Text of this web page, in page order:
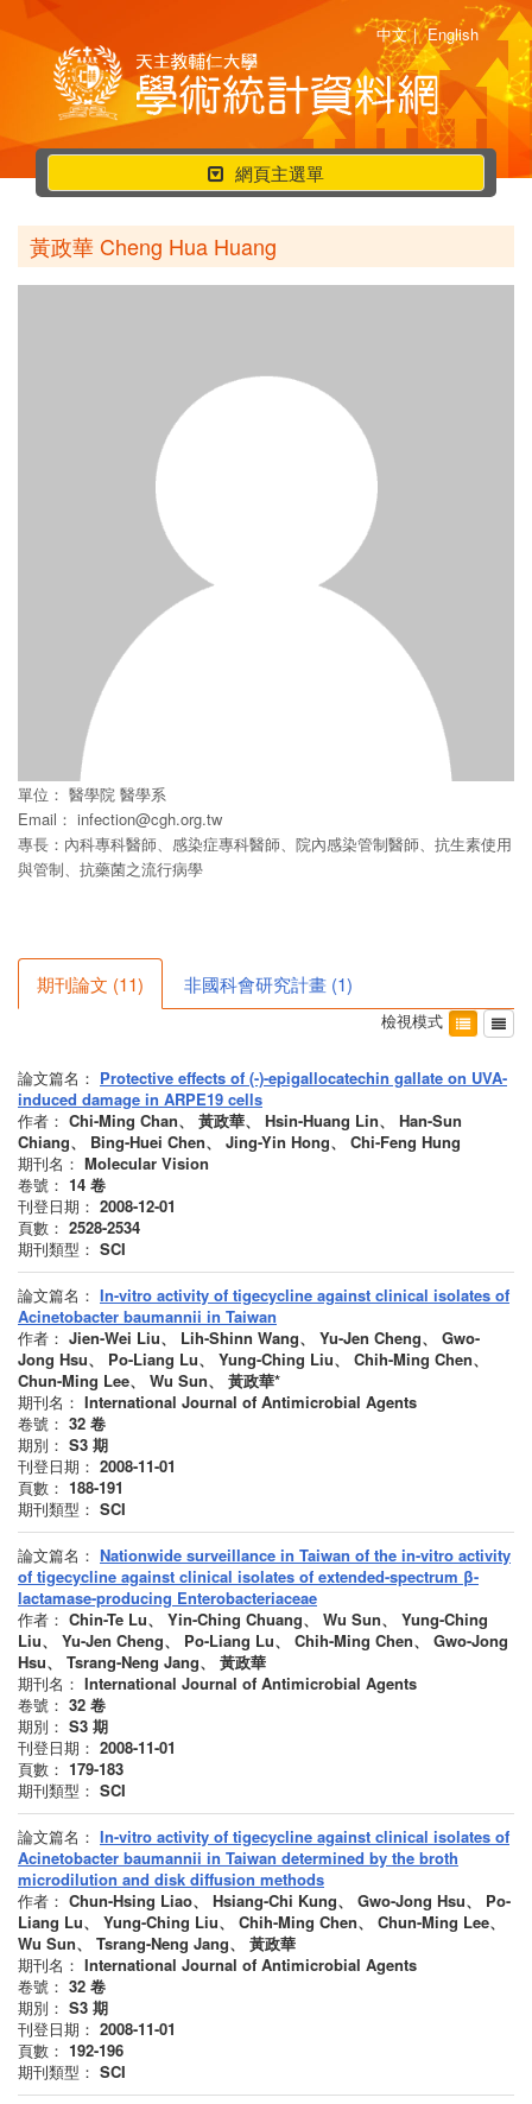
中文 | English
行
動
選
單
網頁主選單
黃政華 Cheng Hua Huang
單位： 醫學院 醫學系
Email： infection@cgh.org.tw
專長：內科專科醫師、感染症專科醫師、院內感染管制醫師、抗生素使用
與管制、抗藥菌之流行病學
期刊論文 (11) 非國科會研究計畫 (1)
檢視模式
論文篇名： Protective effects of (-)-epigallocatechin gallate on UVA-
induced damage in ARPE19 cells
作者： Chi-Ming Chan、 黃政華、 Hsin-Huang Lin、 Han-Sun
Chiang、 Bing-Huei Chen、 Jing-Yin Hong、 Chi-Feng Hung
期刊名： Molecular Vision
卷號： 14 卷
刊登日期： 2008-12-01
頁數： 2528-2534
期刊類型： SCI
論文篇名： In-vitro activity of tigecycline against clinical isolates of
Acinetobacter baumannii in Taiwan
作者： Jien-Wei Liu、 Lih-Shinn Wang、 Yu-Jen Cheng、 Gwo-
Jong Hsu、 Po-Liang Lu、 Yung-Ching Liu、 Chih-Ming Chen、
Chun-Ming Lee、 Wu Sun、 黃政華*
期刊名： International Journal of Antimicrobial Agents
卷號： 32 卷
期別： S3 期
刊登日期： 2008-11-01
頁數： 188-191
期刊類型： SCI
論文篇名： Nationwide surveillance in Taiwan of the in-vitro activity
of tigecycline against clinical isolates of extended-spectrum β-
lactamase-producing Enterobacteriaceae
作者： Chin-Te Lu、 Yin-Ching Chuang、 Wu Sun、 Yung-Ching
Liu、 Yu-Jen Cheng、 Po-Liang Lu、 Chih-Ming Chen、 Gwo-Jong
Hsu、 Tsrang-Neng Jang、 黃政華
期刊名： International Journal of Antimicrobial Agents
卷號： 32 卷
期別： S3 期
刊登日期： 2008-11-01
頁數： 179-183
期刊類型： SCI
論文篇名： In-vitro activity of tigecycline against clinical isolates of
Acinetobacter baumannii in Taiwan determined by the broth
microdilution and disk diffusion methods
作者： Chun-Hsing Liao、 Hsiang-Chi Kung、 Gwo-Jong Hsu、 Po-
Liang Lu、 Yung-Ching Liu、 Chih-Ming Chen、 Chun-Ming Lee、
Wu Sun、 Tsrang-Neng Jang、 黃政華
期刊名： International Journal of Antimicrobial Agents
卷號： 32 卷
期別： S3 期
刊登日期： 2008-11-01
頁數： 192-196
期刊類型： SCI